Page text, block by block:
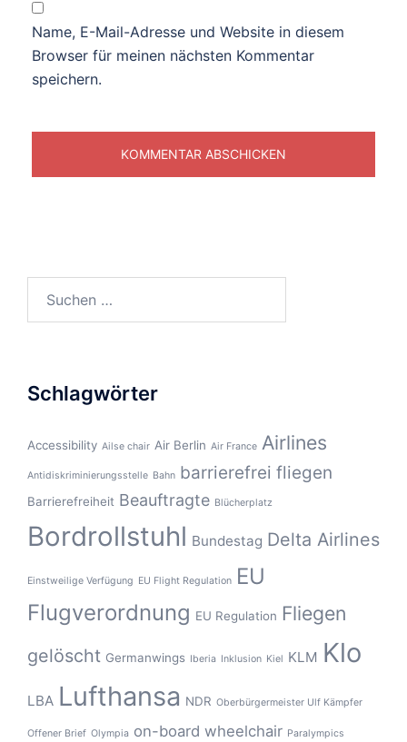
Name, E-Mail-Adresse und Website in diesem
Browser für meinen nächsten Kommentar
speichern.
Schlagwörter
Accessibility Ailse chair Air Berlin Air France Airlines
Antidiskriminierungsstelle Bahn barrierefrei fliegen
Barrierefreiheit Beauftragte Blücherplatz
Bordrollstuhl Bundestag Delta Airlines
Einstweilige Verfügung EU Flight Regulation EU
Flugverordnung EU Regulation Fliegen
gelöscht Germanwings Iberia Inklusion Kiel KLM Klo
LBA Lufthansa NDR Oberbürgermeister Ulf Kämpfer
Offener Brief Olympia on-board wheelchair Paralympics